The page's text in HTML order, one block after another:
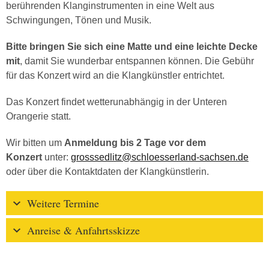
berührenden Klanginstrumenten in eine Welt aus
Schwingungen, Tönen und Musik.
Bitte bringen Sie sich eine Matte und eine leichte Decke
mit, damit Sie wunderbar entspannen können. Die Gebühr
für das Konzert wird an die Klangkünstler entrichtet.
Das Konzert findet wetterunabhängig in der Unteren
Orangerie statt.
Wir bitten um Anmeldung bis 2 Tage vor dem
Konzert unter: grosssedlitz@schloesserland-sachsen.de
oder über die Kontaktdaten der Klangkünstlerin.
Weitere Termine
Anreise & Anfahrtsskizze